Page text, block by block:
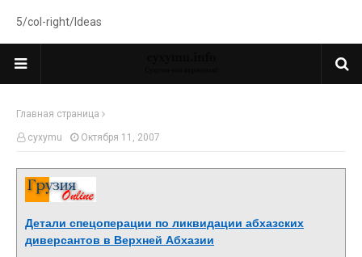
5/col-right/Ideas
Главная страница
cyxymu Октября 11, 2007
Детали спецоперации по ликвидации абхазских
диверсантов в Верхней Абхазии